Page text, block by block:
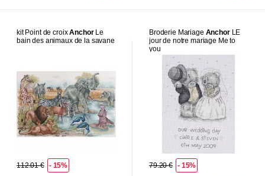
kit Point de croixAnchorLe
bain des animaux de la savane
112.01 € - 15%
Broderie Mariage AnchorLE
jour de notre mariage Me to
you
79.20 € - 15%